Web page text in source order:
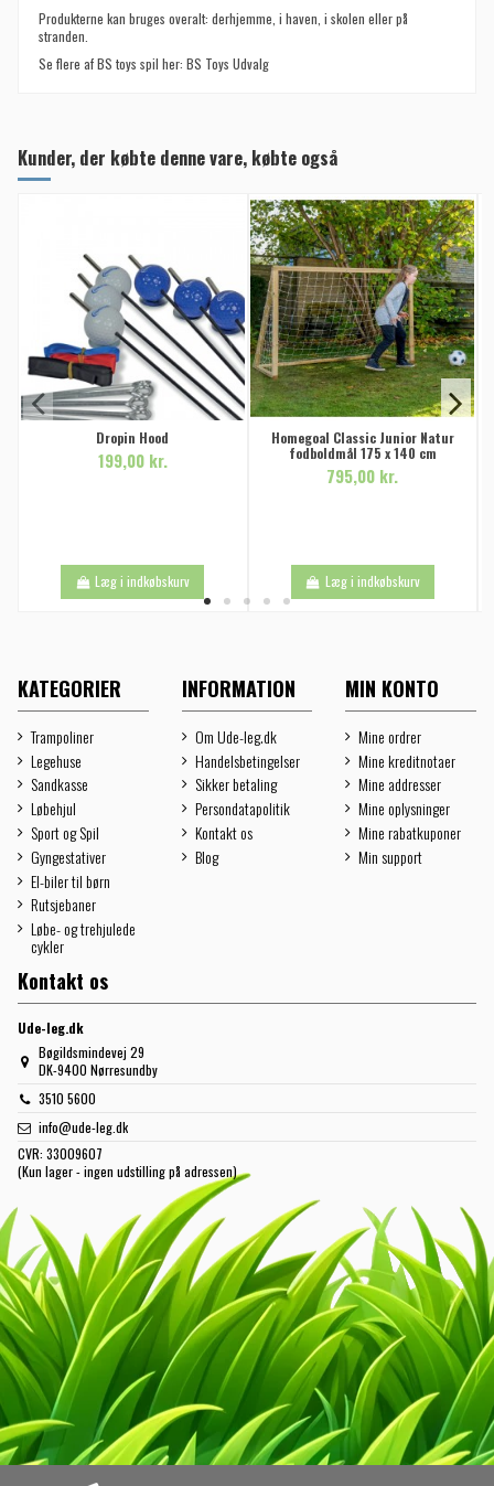
Produkterne kan bruges overalt: derhjemme, i haven, i skolen eller på
stranden.
Se flere af BS toys spil her: BS Toys Udvalg
Kunder, der købte denne vare, købte også
Dropin Hood
199,00 kr.
Læg i indkøbskurv
Homegoal Classic Junior Natur
fodboldmål 175 x 140 cm
795,00 kr.
Læg i indkøbskurv
KATEGORIER
Trampoliner
Legehuse
Sandkasse
Løbehjul
Sport og Spil
Gyngestativer
El-biler til børn
Rutsjebaner
Løbe- og trehjulede
cykler
INFORMATION
Om Ude-leg.dk
Handelsbetingelser
Sikker betaling
Persondatapolitik
Kontakt os
Blog
MIN KONTO
Mine ordrer
Mine kreditnotaer
Mine addresser
Mine oplysninger
Mine rabatkuponer
Min support
Kontakt os
Ude-leg.dk
Bøgildsmindevej 29
DK-9400 Nørresundby
3510 5600
info@ude-leg.dk
CVR: 33009607
(Kun lager - ingen udstilling på adressen)